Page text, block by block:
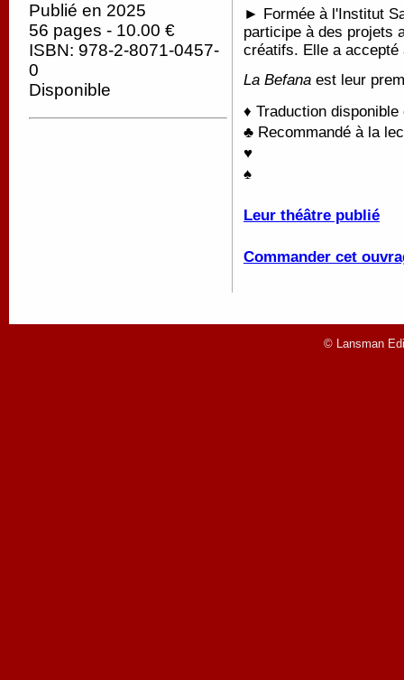
Publié en 2025
56 pages - 10.00 €
ISBN: 978-2-8071-0457-
0
Disponible
► Formée à l'Institut
participe à des projets
créatifs. Elle a
La Befana est leur
♦ Traduction
♣ Recommandé à la
♥
♠
Leur théâtre publié
Commander cet
© Lansman